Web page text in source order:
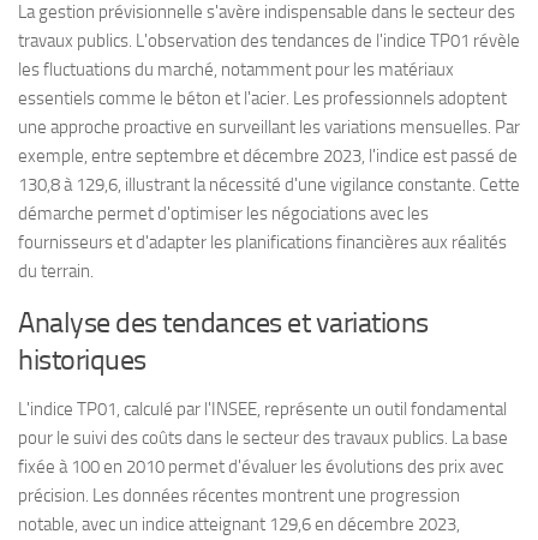
La gestion prévisionnelle s'avère indispensable dans le secteur des
travaux publics. L'observation des tendances de l'indice TP01 révèle
les fluctuations du marché, notamment pour les matériaux
essentiels comme le béton et l'acier. Les professionnels adoptent
une approche proactive en surveillant les variations mensuelles. Par
exemple, entre septembre et décembre 2023, l'indice est passé de
130,8 à 129,6, illustrant la nécessité d'une vigilance constante. Cette
démarche permet d'optimiser les négociations avec les
fournisseurs et d'adapter les planifications financières aux réalités
du terrain.
Analyse des tendances et variations
historiques
L'indice TP01, calculé par l'INSEE, représente un outil fondamental
pour le suivi des coûts dans le secteur des travaux publics. La base
fixée à 100 en 2010 permet d'évaluer les évolutions des prix avec
précision. Les données récentes montrent une progression
notable, avec un indice atteignant 129,6 en décembre 2023,